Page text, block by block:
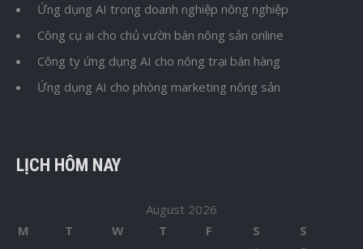
Ứng dụng AI trong doanh nghiệp nông nghiệp
Công cụ ai cho chủ vườn bán nông sản online
Công ty ứng dụng AI cho nông trại bán hàng
Ứng dụng AI cho phòng marketing nông sản
LỊCH HÔM NAY
August 2026
M
T W T F S
S